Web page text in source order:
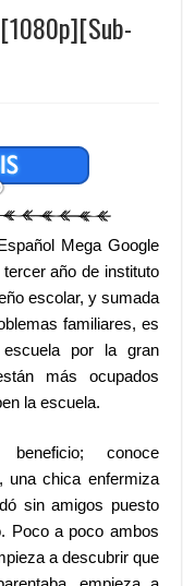
Mega Google
año de instituto
escolar, y sumada
familiares, es
escuela por la gran
más ocupados
la escuela.
conoce
una chica enfermiza
sin amigos puesto
Poco a poco ambos
a descubrir que